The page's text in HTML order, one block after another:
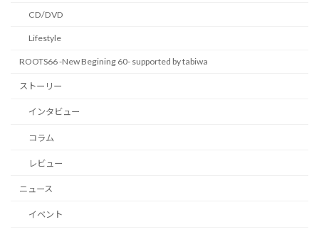
CD/DVD
Lifestyle
ROOTS66 -New Begining 60- supported by tabiwa
ストーリー
インタビュー
コラム
レビュー
ニュース
イベント